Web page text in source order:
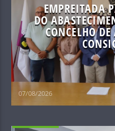
EMPREITADA
DO
CONCELHO
07/08/2026